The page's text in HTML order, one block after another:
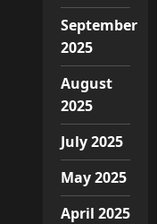
September
2025
August
2025
July 2025
May 2025
April 2025